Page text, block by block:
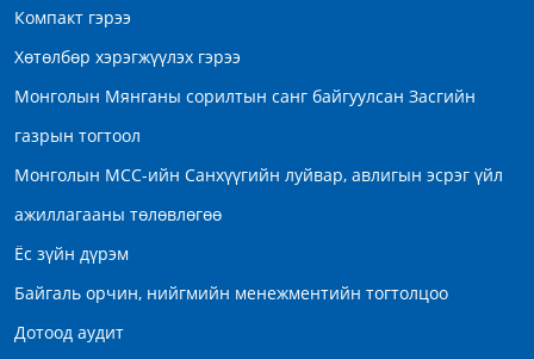
Компакт гэрээ
Хөтөлбөр хэрэгжүүлэх гэрээ
Монголын Мянганы сорилтын санг байгуулсан Засгийн
газрын тогтоол
Монголын МСС-ийн Санхүүгийн луйвар, авлигын эсрэг үйл
ажиллагааны төлөвлөгөө
Ёс зүйн дүрэм
Байгаль орчин, нийгмийн менежментийн тогтолцоо
Дотоод аудит